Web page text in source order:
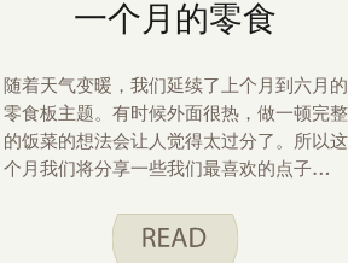
一个月的零食
随着天气变暖，我们延续了上个月到六月的
零食板主题。有时候外面很热，做一顿完整
的饭菜的想法会让人觉得太过分了。所以这
个月我们将分享一些我们最喜欢的点子，如